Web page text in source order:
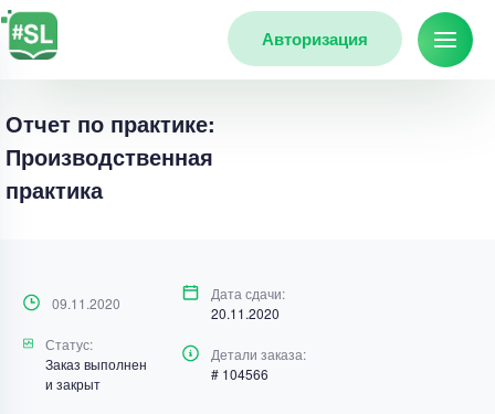
Авторизация
Отчет по практике:
Производственная
практика
09.11.2020
Дата сдачи:
20.11.2020
Статус:
Заказ выполнен
и закрыт
Детали заказа:
# 104566